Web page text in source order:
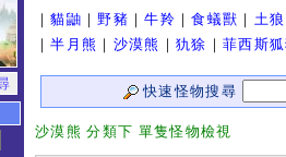
｜貓鼬 ｜野豬 ｜牛羚 ｜食蟻獸 ｜ 土狼
｜半月熊 ｜ 沙漠熊 ｜犰狳 ｜菲西斯
快速怪物搜尋
沙漠熊 分類下 單隻怪物檢視